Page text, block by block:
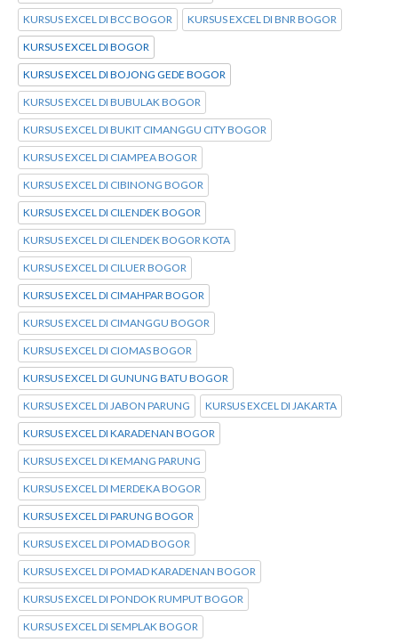
KURSUS EXCEL DI BCC BOGOR KURSUS EXCEL DI BNR BOGOR
KURSUS EXCEL DI BOGOR
KURSUS EXCEL DI BOJONG GEDE BOGOR
KURSUS EXCEL DI BUBULAK BOGOR
KURSUS EXCEL DI BUKIT CIMANGGU CITY BOGOR
KURSUS EXCEL DI CIAMPEA BOGOR
KURSUS EXCEL DI CIBINONG BOGOR
KURSUS EXCEL DI CILENDEK BOGOR
KURSUS EXCEL DI CILENDEK BOGOR KOTA
KURSUS EXCEL DI CILUER BOGOR
KURSUS EXCEL DI CIMAHPAR BOGOR
KURSUS EXCEL DI CIMANGGU BOGOR
KURSUS EXCEL DI CIOMAS BOGOR
KURSUS EXCEL DI GUNUNG BATU BOGOR
KURSUS EXCEL DI JABON PARUNG KURSUS EXCEL DI JAKARTA
KURSUS EXCEL DI KARADENAN BOGOR
KURSUS EXCEL DI KEMANG PARUNG
KURSUS EXCEL DI MERDEKA BOGOR
KURSUS EXCEL DI PARUNG BOGOR
KURSUS EXCEL DI POMAD BOGOR
KURSUS EXCEL DI POMAD KARADENAN BOGOR
KURSUS EXCEL DI PONDOK RUMPUT BOGOR
KURSUS EXCEL DI SEMPLAK BOGOR